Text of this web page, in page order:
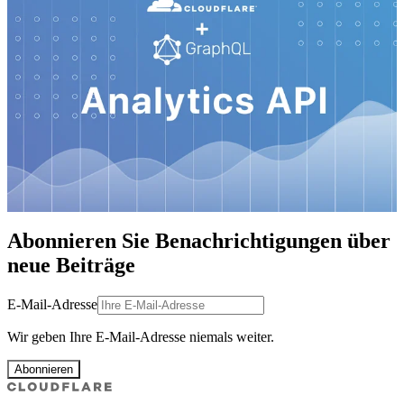
Abonnieren Sie Benachrichtigungen über
neue Beiträge
E-Mail-Adresse
Wir geben Ihre E-Mail-Adresse niemals weiter.
Abonnieren